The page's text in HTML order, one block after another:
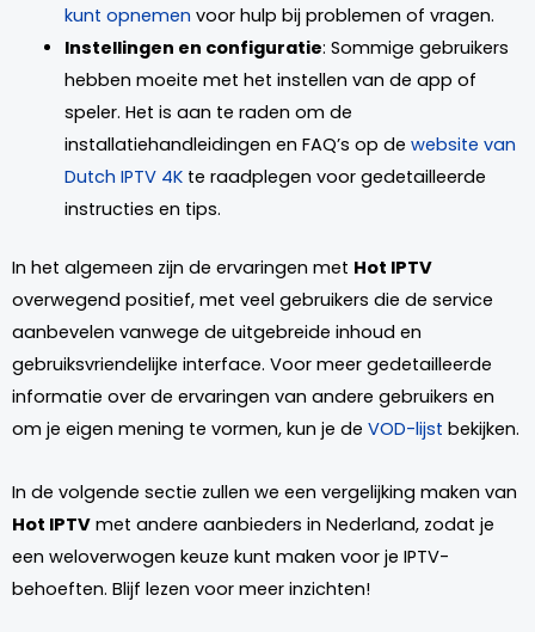
kunt opnemen voor hulp bij problemen of vragen.
Instellingen en configuratie: Sommige gebruikers
hebben moeite met het instellen van de app of
speler. Het is aan te raden om de
installatiehandleidingen en FAQ’s op de website van
Dutch IPTV 4Kte raadplegen voor gedetailleerde
instructies en tips.
In het algemeen zijn de ervaringen met Hot IPTV
overwegend positief, met veel gebruikers die de service
aanbevelen vanwege de uitgebreide inhoud en
gebruiksvriendelijke interface. Voor meer gedetailleerde
informatie over de ervaringen van andere gebruikers en
om je eigen mening te vormen, kun je de VOD-lijst bekijken.
In de volgende sectie zullen we een vergelijking maken van
Hot IPTV met andere aanbieders in Nederland, zodat je
een weloverwogen keuze kunt maken voor je IPTV-
behoeften. Blijf lezen voor meer inzichten!